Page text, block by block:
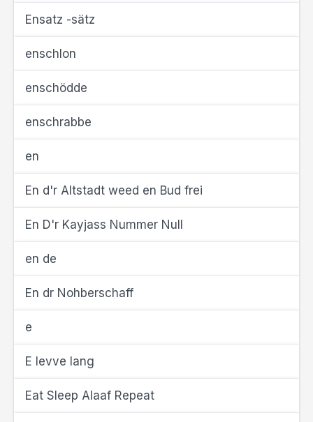
Ensatz -sätz
enschlon
enschödde
enschrabbe
en
En d'r Altstadt weed en Bud frei
En D'r Kayjass Nummer Null
en de
En dr Nohberschaff
e
E levve lang
Eat Sleep Alaaf Repeat